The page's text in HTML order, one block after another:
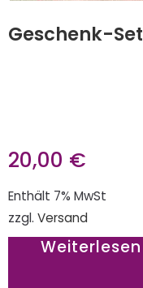
Geschenk-Set
20,00 €
Enthält 7% MwSt
zzgl. Versand
Weiterlesen